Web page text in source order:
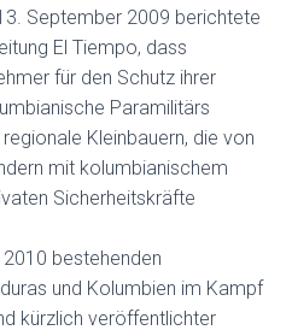
September 2009 berichtete
El Tiempo, dass
für den Schutz ihrer
Paramilitärs
Kleinbauern, die von
mit kolumbianischem
Sicherheitskräfte
bestehenden
und Kolumbien im Kampf
kürzlich veröffentlichter